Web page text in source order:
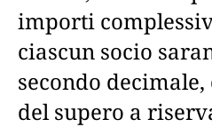
importi
ciascun socio
secondo
del supero a